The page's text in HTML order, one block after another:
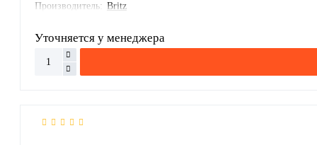
Производитель: Britz
Уточняется у менеджера